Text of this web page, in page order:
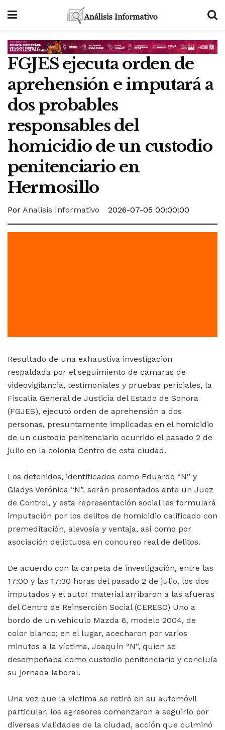
FGJES ejecuta orden de
aprehensión e imputará a
dos probables
responsables del
homicidio de un custodio
penitenciario en
Hermosillo
Por Analisis Informativo 2026-07-05 00:00:00
Resultado de una exhaustiva investigación
respaldada por el seguimiento de cámaras de
videovigilancia, testimoniales y pruebas periciales, la
Fiscalía General de Justicia del Estado de Sonora
(FGJES), ejecutó orden de aprehensión a dos
personas, presuntamente implicadas en el homicidio
de un custodio penitenciario ocurrido el pasado 2 de
julio en la colonia Centro de esta ciudad.
Los detenidos, identificados como Eduardo “N” y
Gladys Verónica “N”, serán presentados ante un Juez
de Control, y esta representación social les formulará
imputación por los delitos de homicidio calificado con
premeditación, alevosía y ventaja, así como por
asociación delictuosa en concurso real de delitos.
De acuerdo con la carpeta de investigación, entre las
17:00 y las 17:30 horas del pasado 2 de julio, los dos
imputados y el autor material arribaron a las afueras
del Centro de Reinserción Social (CERESO) Uno a
bordo de un vehículo Mazda 6, modelo 2004, de
color blanco; en el lugar, acecharon por varios
minutos a la víctima, Joaquín “N”, quien se
desempeñaba como custodio penitenciario y concluía
su jornada laboral.
Una vez que la víctima se retiró en su automóvil
particular, los agresores comenzaron a seguirlo por
diversas vialidades de la ciudad, acción que culminó